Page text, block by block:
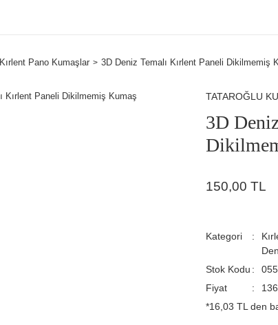
Kırlent Pano Kumaşlar 3D Deniz Temalı Kırlent Paneli Dikilmemiş
TATAROĞLU
3D
150,00 TL
Kategori
Stok Kodu
Fiyat
*16,03 TL den